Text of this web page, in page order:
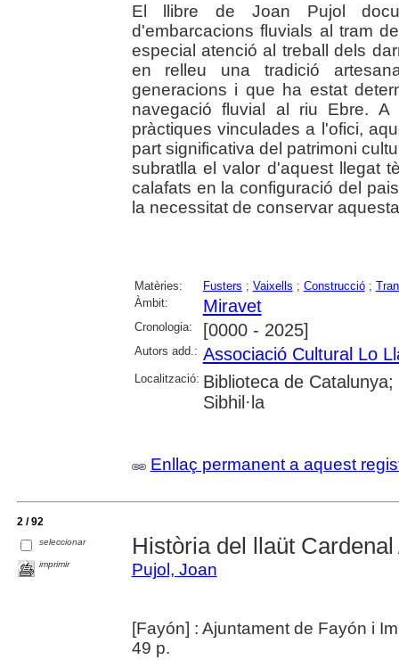
El llibre de Joan Pujol
d'embarcacions fluvials al tram
especial atenció al treball dels
en relleu una tradició
generacions i que ha estat
navegació fluvial al riu Ebre.
pràctiques vinculades a l'ofici,
part significativa del patrimoni
subratlla el valor d'aquest llegat
calafats en la configuració del
la necessitat de conservar
Matèries: Fusters ; Vaixells ; Construcció;
Àmbit:
Miravet
Cronologia: [0000 - 2025]
Autors add.: Associació Cultural Lo
Localització: Biblioteca de
Sibhil·la
Enllaç permanent a aquest
2 / 92
seleccionar
imprimir
Història del llaüt Cardenal
Pujol, Joan
[Fayón] : Ajuntament de Fayón i
49 p.